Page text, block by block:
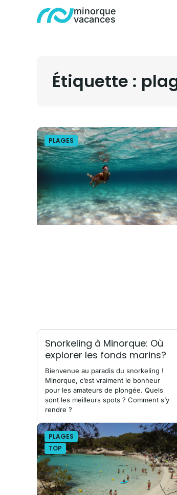
minorque
vacances
Étiquette :
PLAGES
Snorkeling à Minorque: Où
explorer les fonds marins?
Bienvenue au paradis du snorkeling !
Minorque, c’est vraiment le bonheur
pour les amateurs de plongée. Quels
sont les meilleurs spots ? Comment s’y
rendre ?
PLAGES
TOP